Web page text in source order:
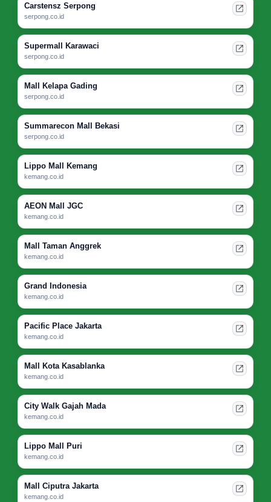
Carstensz Serpong
serpong.co.id
Supermall Karawaci
serpong.co.id
Mall Kelapa Gading
serpong.co.id
Summarecon Mall Bekasi
serpong.co.id
Lippo Mall Kemang
kemang.co.id
AEON Mall JGC
kemang.co.id
Mall Taman Anggrek
kemang.co.id
Grand Indonesia
kemang.co.id
Pacific Place Jakarta
kemang.co.id
Mall Kota Kasablanka
kemang.co.id
City Walk Gajah Mada
kemang.co.id
Lippo Mall Puri
kemang.co.id
Mall Ciputra Jakarta
kemang.co.id